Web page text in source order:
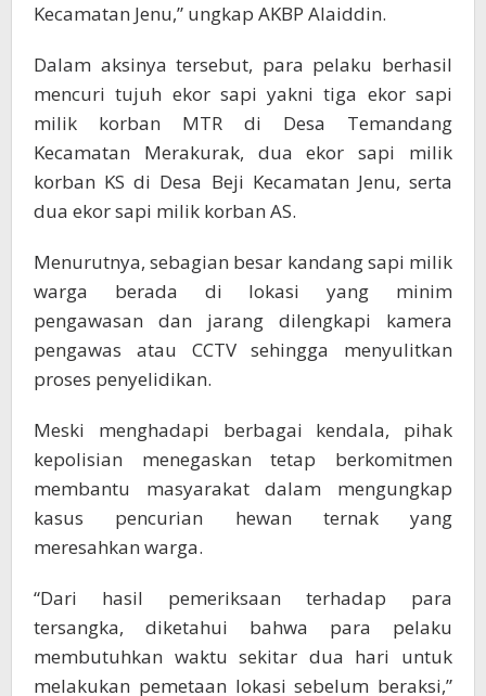
Kecamatan Jenu,” ungkap AKBP Alaiddin.
Dalam aksinya tersebut, para pelaku berhasil
mencuri tujuh ekor sapi yakni tiga ekor sapi
milik korban MTR di Desa Temandang
Kecamatan Merakurak, dua ekor sapi milik
korban KS di Desa Beji Kecamatan Jenu, serta
dua ekor sapi milik korban AS.
Menurutnya, sebagian besar kandang sapi milik
warga berada di lokasi yang minim
pengawasan dan jarang dilengkapi kamera
pengawas atau CCTV sehingga menyulitkan
proses penyelidikan.
Meski menghadapi berbagai kendala, pihak
kepolisian menegaskan tetap berkomitmen
membantu masyarakat dalam mengungkap
kasus pencurian hewan ternak yang
meresahkan warga.
“Dari hasil pemeriksaan terhadap para
tersangka, diketahui bahwa para pelaku
membutuhkan waktu sekitar dua hari untuk
melakukan pemetaan lokasi sebelum beraksi,”